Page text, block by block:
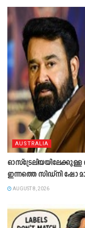
AUSTRALIA
ഓസ്‌ട്രേലിയയിലേക്കുള്ള
ഇന്നത്തെ സിഡ്നി ഷോ
AUGUST 8, 2026